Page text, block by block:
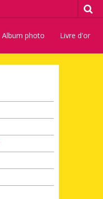
Album photo Livre d'or